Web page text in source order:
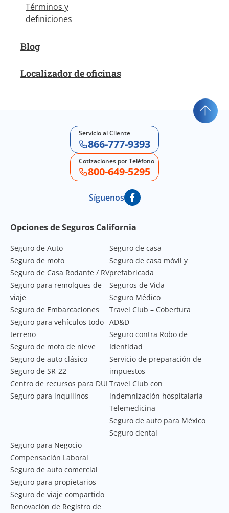
Términos y
definiciones
Blog
Localizador de oficinas
Servicio al Cliente
866-777-9393
Cotizaciones por Teléfono
800-649-5295
Síguenos
Footer Navigation
Opciones de Seguros California
Seguro de Auto
Seguro de moto
Seguro de Casa Rodante / RV
Seguro para remolques de
viaje
Seguro de Embarcaciones
Seguro para vehículos todo
terreno
Seguro de moto de nieve
Seguro de auto clásico
Seguro de SR-22
Centro de recursos para DUI
Seguro para inquilinos
Seguro de casa
Seguro de casa móvil y
prefabricada
Seguros de Vida
Seguro Médico
Travel Club – Cobertura
AD&D
Seguro contra Robo de
Identidad
Servicio de preparación de
impuestos
Travel Club con
indemnización hospitalaria
Telemedicina
Seguro de auto para México
Seguro dental
Seguro para Negocio
Compensación Laboral
Seguro de auto comercial
Seguro para propietarios
Seguro de viaje compartido
Renovación de Registro de